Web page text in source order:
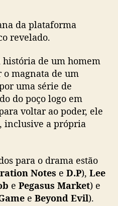
y
f
i
r
m
a
e
c
o
d
da plataforma
revelado.
história de um homem
magnata de um
uma série de
do poço logo em
voltar ao poder, ele
inclusive a própria
para o drama estão
Notes e D.P), Lee
e Pegasus Market) e
e Beyond Evil).